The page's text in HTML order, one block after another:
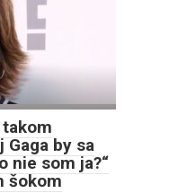
takom
by sa
nie som ja?“
šokom